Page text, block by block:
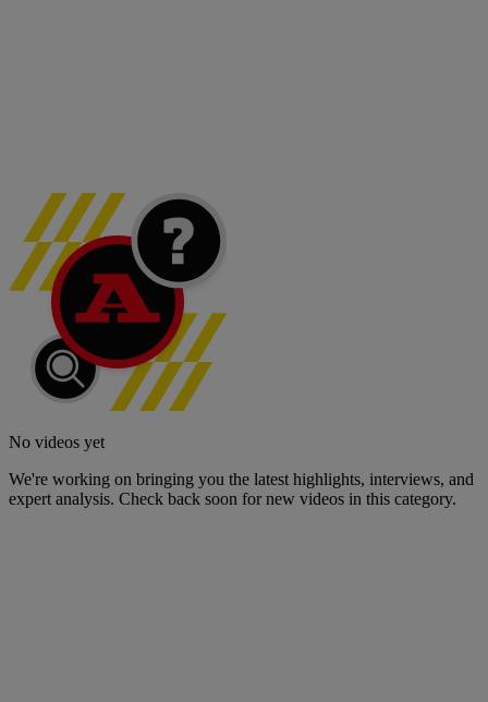
No videos yet
We're working on bringing you the latest highlights, interviews, and
expert analysis. Check back soon for new videos in this category.